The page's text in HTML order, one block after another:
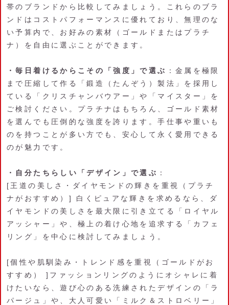
帯のブランドから比較してみましょう。これらのブラ
ンドはコストパフォーマンスに優れており、無理のな
い予算内で、お好みの素材（ゴールドまたはプラチ
ナ）を自由に選ぶことができます。
・毎日着けるからこその「強度」で選ぶ
：金属を極限
まで圧縮して作る「鍛造（たんぞう）製法」を採用し
ている「クリスチャンバウアー」や「マイスター」を
ご検討ください。プラチナはもちろん、ゴールド素材
を選んでも圧倒的な強度を誇ります。手仕事や重いも
のを持つことが多い方でも、安心して永く愛用できる
のが魅力です。
・自分たちらしい「デザイン」で選ぶ ：
[王道の美しさ・ダイヤモンドの輝きを重視（プラチ
ナがおすすめ）] 白くピュアな輝きを求めるなら、ダ
イヤモンドの美しさを最大限に引き立てる「ロイヤル
アッシャー」や、極上の着け心地を追求する「カフェ
リング」を中心に検討してみましょう。
[個性や肌馴染み・トレンド感を重視（ゴールドがお
すすめ） ]ファッションリングのようにオシャレに着
けたいなら、遊び心のある洗練されたデザインの「ラ
パージュ」や、大人可愛い「ミルク＆ストロベリー」